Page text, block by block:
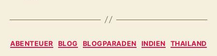
Kategorien
ABENTEUER BLOG BLOGPARADEN INDIEN THAILAND